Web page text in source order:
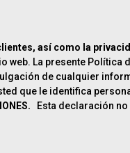
así como la
web. La presente
de cualquier
que le identifica
Esta declaración